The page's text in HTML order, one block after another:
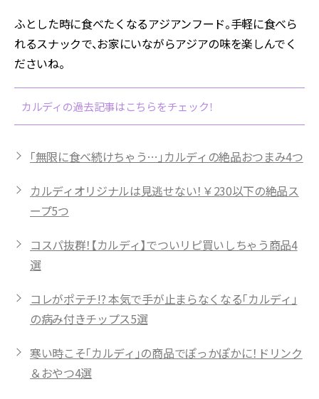
ふとした時に食べたくなるアジアンフード。手軽に食べら
れるスナックで、お家にいながらアジアの味を楽しんでく
ださいね。
カルディの過去記事はこちらをチェック！
「無限に食べ続けちゃう…」カルディの絶品おつまみ4つ
カルディオリジナルは見逃せない！￥230以下の絶品ス
ープ5つ
コスパ抜群！【カルディ】でついリピ買いしちゃう商品4
選
コレがポテチ!? 本気で手が止まらなくなる「カルディ」
の病み付きチップス5選
寒い時こそ「カルディ」の商品でぽっかぽかに！ドリンク
＆おやつ4選